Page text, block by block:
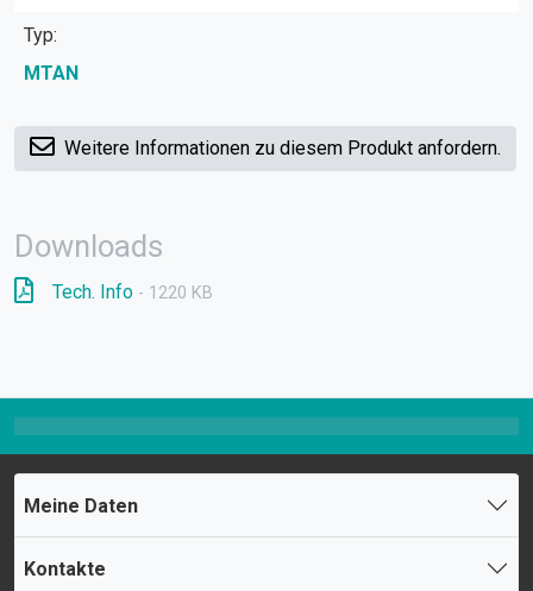
Typ:
MTAN
Weitere Informationen zu diesem Produkt anfordern.
Downloads
Tech. Info - 1220 KB
Meine Daten
Kontakte